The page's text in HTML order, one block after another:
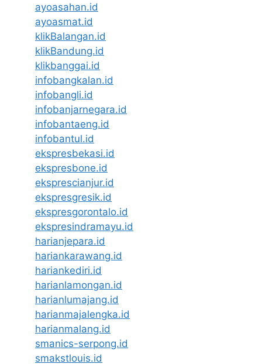
ayoasahan.id
ayoasmat.id
klikBalangan.id
klikBandung.id
klikbanggai.id
infobangkalan.id
infobangli.id
infobanjarnegara.id
infobantaeng.id
infobantul.id
ekspresbekasi.id
ekspresbone.id
eksprescianjur.id
ekspresgresik.id
ekspresgorontalo.id
ekspresindramayu.id
harianjepara.id
hariankarawang.id
hariankediri.id
harianlamongan.id
harianlumajang.id
harianmajalengka.id
harianmalang.id
smanics-serpong.id
smakstlouis.id